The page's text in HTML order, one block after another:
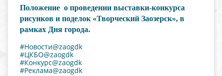
Положение о проведении выставки-конкурса
рисунков и поделок «Творческий Заозерск», в
рамках Дня города.
#Новости@zaogdk
#ЦКБО@zaogdk
#Конкурс@zaogdk
#Реклама@zaogdk